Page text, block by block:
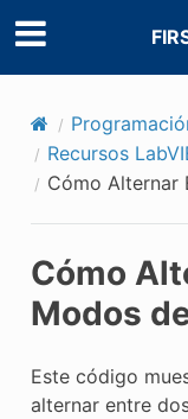
Recursos
Cómo Alternar
Cómo
Modos
Este código
alternar entre